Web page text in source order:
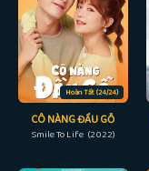
Hoàn Tất (24/24)
CÔ NÀNG ĐẦU GỖ
Smile To Life (2022)